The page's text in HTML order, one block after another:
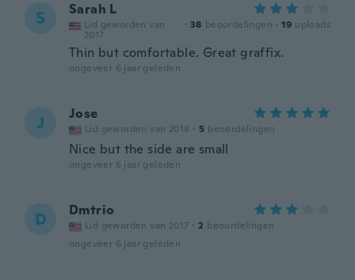
S Sarah L
Lid geworden van
2017
· 38 beoordelingen · 19 uploads
Thin but comfortable. Great graffix.
ongeveer 6 jaar geleden
J Jose
Lid geworden van 2018 · 5 beoordelingen
Nice but the side are small
ongeveer 6 jaar geleden
D Dmtrio
Lid geworden van 2017 · 2 beoordelingen
ongeveer 6 jaar geleden